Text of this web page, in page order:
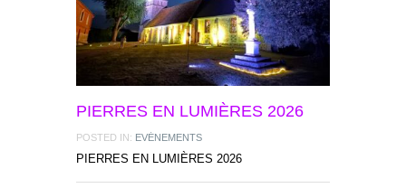
PIERRES EN LUMIÈRES 2026
POSTED IN: EVÉNEMENTS
PIERRES EN LUMIÈRES 2026